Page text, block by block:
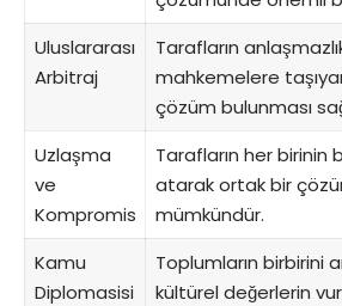
Uluslararası
Arbitraj
Tarafların
mahkemelere
çözüm bulunması
Uzlaşma
ve
Kompromis
Tarafların her birinin
atarak ortak bir
mümkündür.
Kamu
Diplomasisi
Toplumların birbirini
kültürel değerlerin